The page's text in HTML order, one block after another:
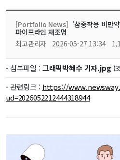
[Portfolio News] '삼중작용 비만
파이프라인 재조명
최고관리자
2026-05-27 13:34
- 첨부파일 : 그래픽박혜수 기자.jpg
- 관련링크 : https://
ud=2026052212444318944